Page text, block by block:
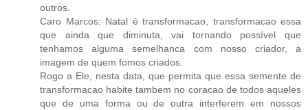
outros.
Caro Marcos: Natal é transformacao, transformacao essa
que ainda que diminuta, vai tornando possível que
tenhamos alguma semelhanca com nosso criador, a
imagem de quem fomos criados.
Rogo a Ele, nesta data, que permita que essa semente de
transformacao habite tambem no coracao de todos aqueles
que de uma forma ou de outra interferem em nossos